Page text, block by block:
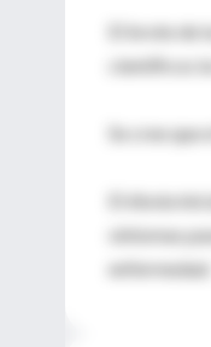
El brote
científicos
Se cree
El ébola
síntomas
enfermedad.